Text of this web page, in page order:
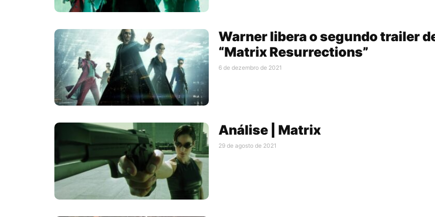
Warner libera o segundo trailer
“Matrix Resurrections”
6 de dezembro de 2021
Análise | Matrix
29 de agosto de 2021